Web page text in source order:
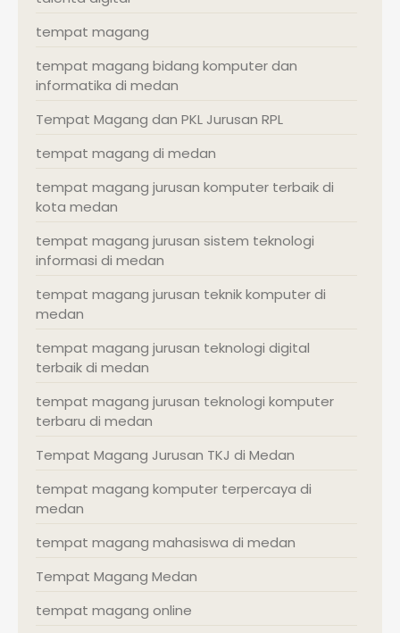
tempat magang
tempat magang bidang komputer dan
informatika di medan
Tempat Magang dan PKL Jurusan RPL
tempat magang di medan
tempat magang jurusan komputer terbaik di
kota medan
tempat magang jurusan sistem teknologi
informasi di medan
tempat magang jurusan teknik komputer di
medan
tempat magang jurusan teknologi digital
terbaik di medan
tempat magang jurusan teknologi komputer
terbaru di medan
Tempat Magang Jurusan TKJ di Medan
tempat magang komputer terpercaya di
medan
tempat magang mahasiswa di medan
Tempat Magang Medan
tempat magang online